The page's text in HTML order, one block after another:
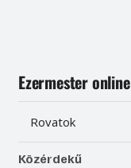
Ezermester online
Rovatok
Közérdekű